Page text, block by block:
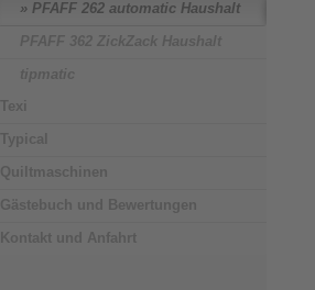
PFAFF 262 automatic Haushalt
PFAFF 362 ZickZack Haushalt
tipmatic
Texi
Typical
Quiltmaschinen
Gästebuch und Bewertungen
Kontakt und Anfahrt